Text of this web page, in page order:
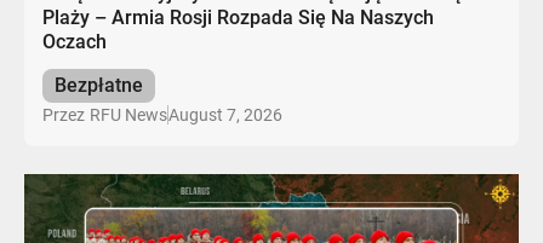
Plaży – Armia Rosji Rozpada Się Na Naszych
Oczach
Bezpłatne
Przez RFU NewsAugust 7, 2026